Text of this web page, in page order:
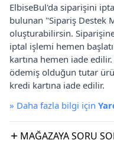
ElbiseBul'da siparişini
bulunan "Sipariş Destek
oluşturabilirsin.
iptal işlemi hemen
kartına hemen iade
ödemiş olduğun tutar
kredi kartına iade edilir.
» Daha fazla bilgi için
MAĞAZAYA SORU